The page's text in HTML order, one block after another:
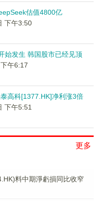
估值4800亿
下午3:50
始发生 韩国股市已经见顶
午6:17
泰高科[1377.HK]净利涨3倍
下午5:51
更多
料中期淨虧損同比收窄